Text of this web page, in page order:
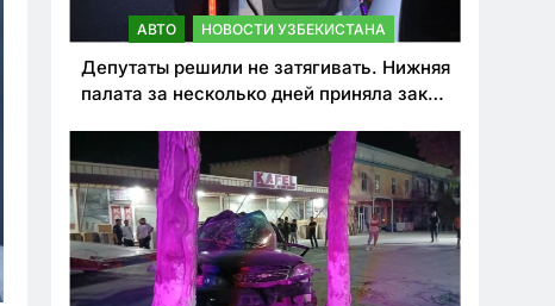
АВТО НОВОСТИ УЗБЕКИСТАНА
Депутаты решили не затягивать. Нижняя
палата за несколько дней приняла закон
нарушителей ПДД